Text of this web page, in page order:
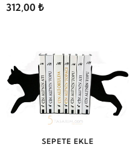
312,00 ₺
SEPETE EKLE